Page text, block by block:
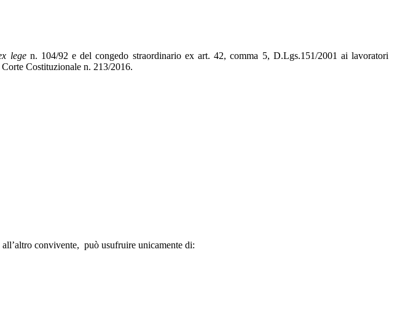
legen. 104/92 e del congedo straordinario ex art. 42, comma 5, D.Lgs.151/2001 ai lavoratori
Costituzionale n. 213/2016.
convivente, può usufruire unicamente di: